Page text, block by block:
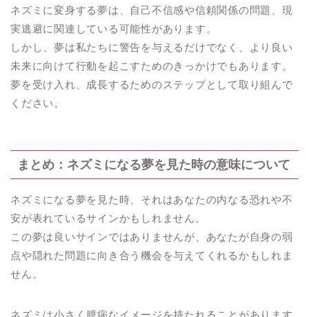
ネズミに変身する夢は、自己不信感や信頼関係の問題、現
実逃避に関連している可能性があります。
しかし、夢は私たちに警告を与えるだけでなく、より良い
未来に向けて行動を起こすためのきっかけでもあります。
夢を受け入れ、成長するためのステップとして取り組んで
ください。
まとめ：ネズミになる夢を見た時の意味について
ネズミになる夢を見た時、それはあなたの内なる恐れや不
安が表れているサインかもしれません。
この夢は良いサインではありませんが、あなたが自身の弱
点や隠れた問題に向き合う機会を与えてくれるかもしれま
せん。
ネズミは小さく臆病なイメージを持たれることがあります